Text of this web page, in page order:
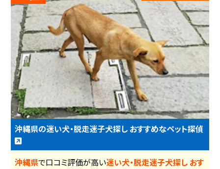
沖縄県の迷い犬・脱走迷子犬探し おすすめなペット探偵
沖縄県で口コミ評価が高い迷い犬・脱走迷子犬探し おす